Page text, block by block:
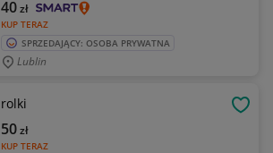
KUP TERAZ
40zł
SPRZEDAJĄCY: OSOBA PRYWATNA
Lublin
rolki
KUP TERAZ
50zł